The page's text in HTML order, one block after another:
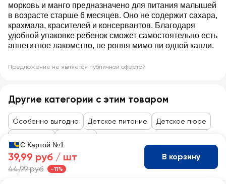
морковь и манго предназначено для питания малышей
в возрасте старше 6 месяцев. Оно не содержит сахара,
крахмала, красителей и консервантов. Благодаря
удобной упаковке ребенок сможет самостоятельно есть
аппетитное лакомство, не роняя мимо ни одной капли.
Предложение не является публичной офертой
Другие категории с этим товаром
Особенно выгодно Детское питание Детское пюре
С Картой №1
39,99 руб / шт
44,99 руб -11%
В корзину